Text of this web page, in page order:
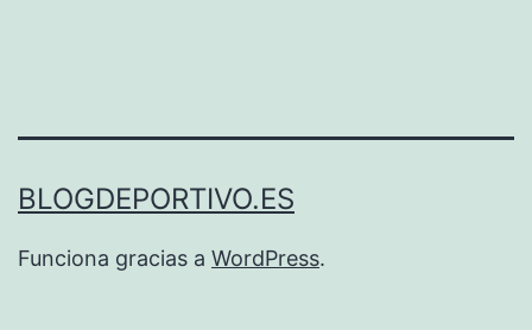
BLOGDEPORTIVO.ES
Funciona gracias a WordPress.